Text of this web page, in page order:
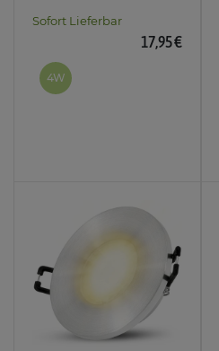
Sofort Lieferbar
17,95 €
4W